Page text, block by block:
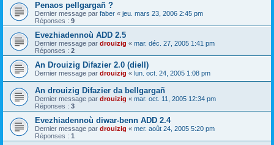
Penaos pellgargañ ?
Dernier message par faber « jeu. mars 23, 2006 2:45 pm
Réponses : 9
Evezhiadennoù ADD 2.5
Dernier message par drouizig « mar. déc. 27, 2005 1:41 pm
Réponses : 2
An Drouizig Difazier 2.0 (diell)
Dernier message par drouizig « lun. oct. 24, 2005 1:08 pm
An drouizig Difazier da bellgargañ
Dernier message par drouizig « mar. oct. 11, 2005 12:34 pm
Réponses : 3
Evezhiadennoù diwar-benn ADD 2.4
Dernier message par drouizig « mer. août 24, 2005 5:20 pm
Réponses : 1